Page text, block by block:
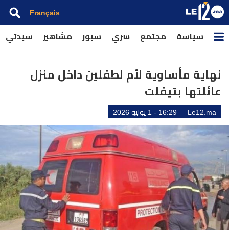
Français
سياسة مجتمع سري سبور مشاهير سيدتي
نهاية مأساوية لأم لطفلين داخل منزل
عائلتها بتيفلت
Le12.ma 16:29 - 1 يوليو 2026